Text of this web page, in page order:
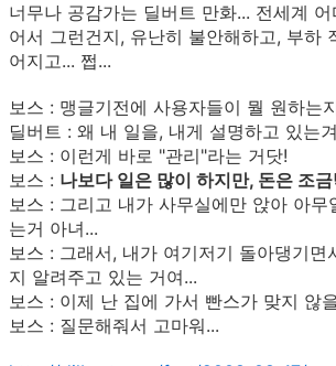
너무나 공감가는 딜버트 만화... 전세계
어서 그런건지, 유난히 불안해하고, 부하
어지고... 쩝...
보스 : 맹글기전에 사용자들이 뭘 원하는
딜버트 : 왜 내 일을, 내게 설명하고 있는
보스 : 이런게 바로 "관리"라는 거닷!
보스 : 나보다 일은 많이 하지만, 돈은 조
보스 : 그리고 내가 사무실에만 앉아 아
는거 아녀...
보스 : 그래서, 내가 여기저기 돌아댕기
지 알려주고 있는 거여...
보스 : 이제 난 집에 가서 빤스가 맞지 않
보스 : 질문해줘서 고마워...